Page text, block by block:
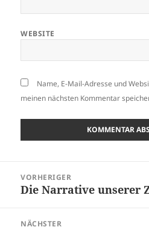
WEBSITE
Name, E-Mail-Adresse und
meinen nächsten Kommentar
VORHERIGER
Vorheriger
Die Narrative unserer
NÄCHSTER